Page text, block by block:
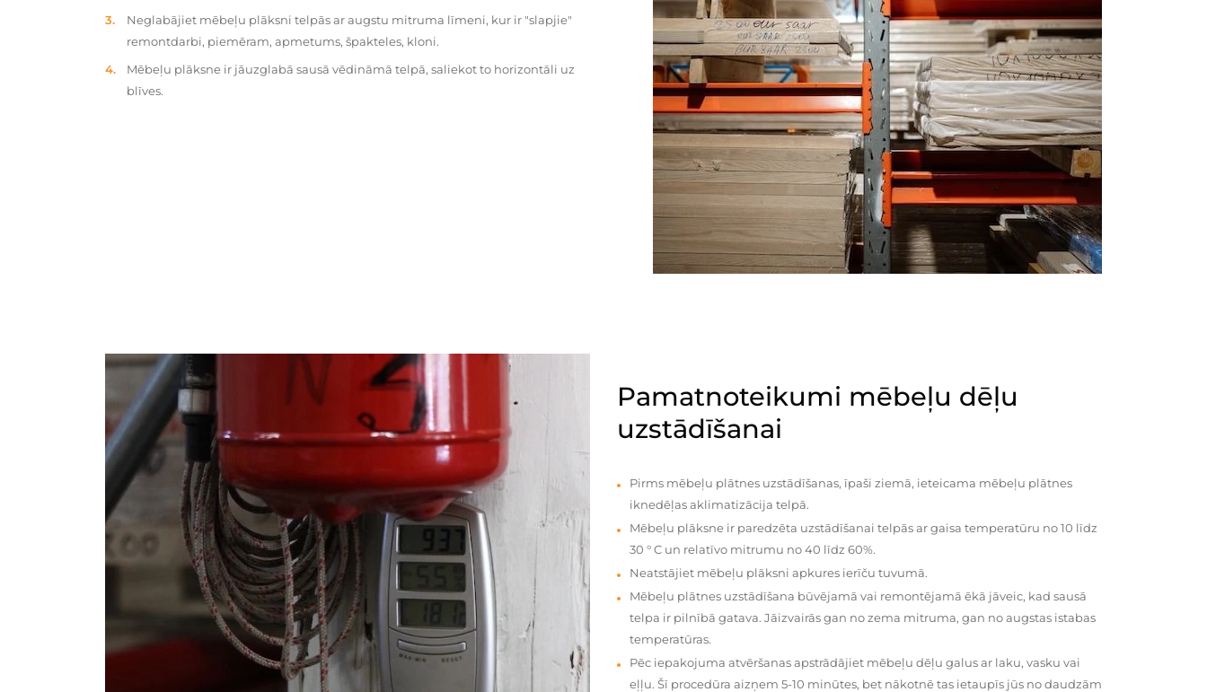
Neglabājiet mēbeļu plāksni telpās ar augstu mitruma līmeni, kur ir "slapjie"
remontdarbi, piemēram, apmetums, špakteles, kloni.
Mēbeļu plāksne ir jāuzglabā sausā vēdināmā telpā, saliekot to horizontāli uz
blīves.
Pamatnoteikumi mēbeļu dēļu
uzstādīšanai
Pirms mēbeļu plātnes uzstādīšanas, īpaši ziemā, ieteicama mēbeļu plātnes
iknedēļas aklimatizācija telpā.
Mēbeļu plāksne ir paredzēta uzstādīšanai telpās ar gaisa temperatūru no 10 līdz
30 ° C un relatīvo mitrumu no 40 līdz 60%.
Neatstājiet mēbeļu plāksni apkures ierīču tuvumā.
Mēbeļu plātnes uzstādīšana būvējamā vai remontējamā ēkā jāveic, kad sausā
telpa ir pilnībā gatava. Jāizvairās gan no zema mitruma, gan no augstas istabas
temperatūras.
Pēc iepakojuma atvēršanas apstrādājiet mēbeļu dēļu galus ar laku, vasku vai
eļļu. Šī procedūra aizņem 5-10 minūtes, bet nākotnē tas ietaupīs jūs no daudzām